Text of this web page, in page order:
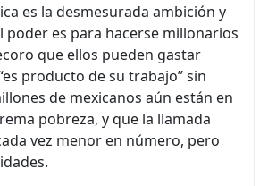
es la desmesurada ambición y
poder es para hacerse millonarios
que ellos pueden gastar
producto de su trabajo” sin
de mexicanos aún están en
pobreza, y que la llamada
vez menor en número, pero